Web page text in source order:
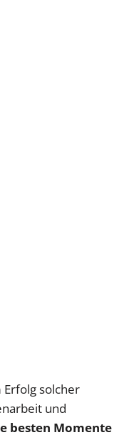
Erfolg solcher
und
besten Momente